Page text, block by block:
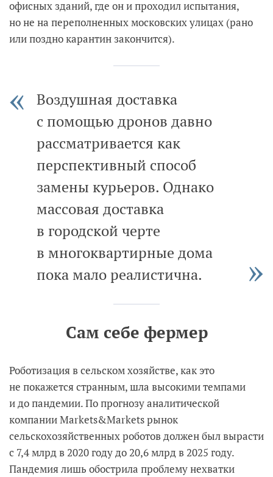
офисных зданий, где он и проходил испытания,
но не на переполненных московских улицах (рано
или поздно карантин закончится).
Воздушная доставка
с помощью дронов давно
рассматривается как
перспективный способ
замены курьеров. Однако
массовая доставка
в городской черте
в многоквартирные дома
пока мало реалистична.
Сам себе фермер
Роботизация в сельском хозяйстве, как это
не покажется странным, шла высокими темпами
и до пандемии. По прогнозу аналитической
компании Markets&Markets рынок
сельскохозяйственных роботов должен был вырасти
с 7,4 млрд в 2020 году до 20,6 млрд в 2025 году.
Пандемия лишь обострила проблему нехватки